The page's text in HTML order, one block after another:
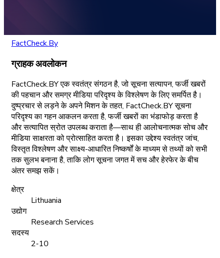
FactCheck.By
ग्राहक अवलोकन
FactCheck.BY एक स्वतंत्र संगठन है, जो सूचना सत्यापन, फर्जी खबरों
की पहचान और समग्र मीडिया परिदृश्य के विश्लेषण के लिए समर्पित है।
दुष्प्रचार से लड़ने के अपने मिशन के तहत, FactCheck.BY सूचना
परिदृश्य का गहन आकलन करता है, फर्जी खबरों का भंडाफोड़ करता है
और सत्यापित स्रोत उपलब्ध कराता है—साथ ही आलोचनात्मक सोच और
मीडिया साक्षरता को प्रोत्साहित करता है। इसका उद्देश्य स्वतंत्र जांच,
विस्तृत विश्लेषण और साक्ष्य-आधारित निष्कर्षों के माध्यम से तथ्यों को सभी
तक सुलभ बनाना है, ताकि लोग सूचना जगत में सच और हेरफेर के बीच
अंतर समझ सकें।
क्षेत्र
Lithuania
उद्योग
Research Services
सदस्य
2-10